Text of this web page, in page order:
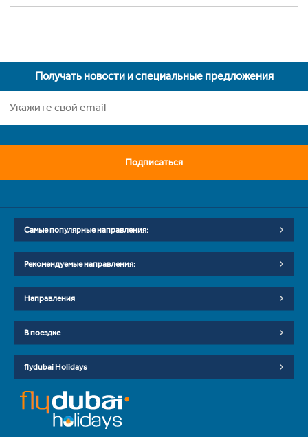
Получать новости и специальные предложения
Подписаться
Самые популярные направления:
Рекомендуемые направления:
Направления
В поездке
flydubai Holidays